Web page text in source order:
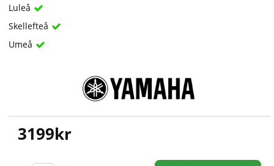
Luleå
Skellefteå
Umeå
3199kr